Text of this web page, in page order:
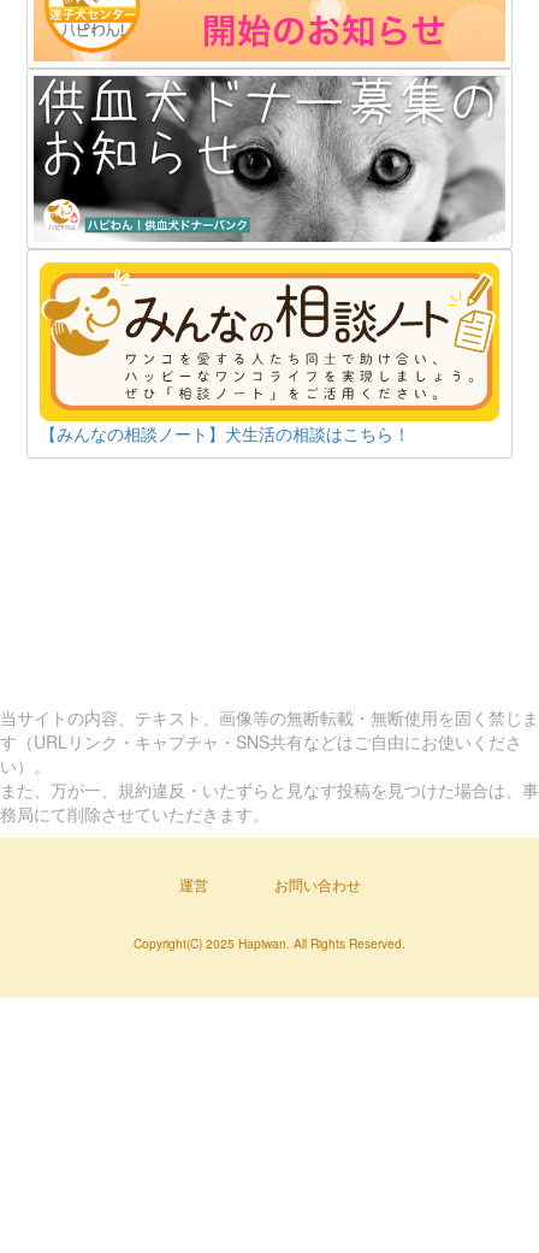
【みんなの相談ノート】犬生活の相談はこちら！
当サイトの内容、テキスト、画像等の無断転載・無断使用を固く禁じま
す（URLリンク・キャプチャ・SNS共有などはご自由にお使いくださ
い）。
また、万が一、規約違反・いたずらと見なす投稿を見つけた場合は、事
務局にて削除させていただきます。
運営 お問い合わせ
Copyright(C) 2025 Hapiwan. All Rights Reserved.